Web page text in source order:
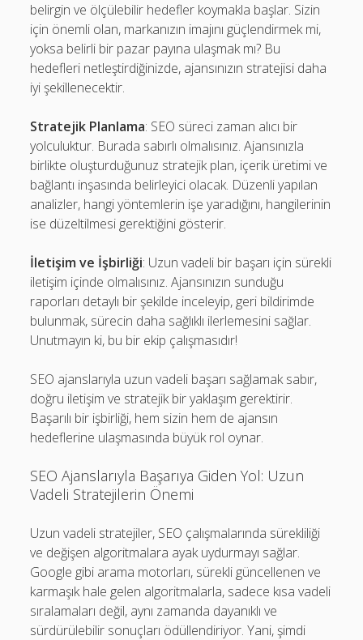
belirgin ve ölçülebilir hedefler koymakla başlar. Sizin
için önemli olan, markanızın imajını güçlendirmek mi,
yoksa belirli bir pazar payına ulaşmak mı? Bu
hedefleri netleştirdiğinizde, ajansınızın stratejisi daha
iyi şekillenecektir.
Stratejik Planlama: SEO süreci zaman alıcı bir
yolculuktur. Burada sabırlı olmalısınız. Ajansınızla
birlikte oluşturduğunuz stratejik plan, içerik üretimi ve
bağlantı inşasında belirleyici olacak. Düzenli yapılan
analizler, hangi yöntemlerin işe yaradığını, hangilerinin
ise düzeltilmesi gerektiğini gösterir.
İletişim ve İşbirliği: Uzun vadeli bir başarı için sürekli
iletişim içinde olmalısınız. Ajansınızın sunduğu
raporları detaylı bir şekilde inceleyip, geri bildirimde
bulunmak, sürecin daha sağlıklı ilerlemesini sağlar.
Unutmayın ki, bu bir ekip çalışmasıdır!
SEO ajanslarıyla uzun vadeli başarı sağlamak sabır,
doğru iletişim ve stratejik bir yaklaşım gerektirir.
Başarılı bir işbirliği, hem sizin hem de ajansın
hedeflerine ulaşmasında büyük rol oynar.
SEO Ajanslarıyla Başarıya Giden Yol: Uzun
Vadeli Stratejilerin Önemi
Uzun vadeli stratejiler, SEO çalışmalarında sürekliliği
ve değişen algoritmalara ayak uydurmayı sağlar.
Google gibi arama motorları, sürekli güncellenen ve
karmaşık hale gelen algoritmalarla, sadece kısa vadeli
sıralamaları değil, aynı zamanda dayanıklı ve
sürdürülebilir sonuçları ödüllendiriyor. Yani, şimdi